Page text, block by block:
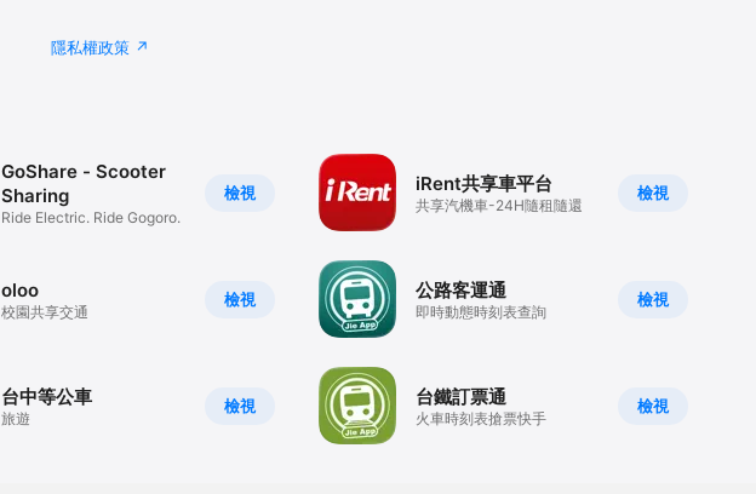
隱私權政策
檢視
GoShare - Scooter
Sharing
Ride Electric. Ride Gogoro.
檢視
oloo
校園共享交通
檢視
台中等公車
旅遊
檢視
iRent共享車平台
共享汽機車-24H隨租隨還
檢視
公路客運通
即時動態時刻表查詢
檢視
台鐵訂票通
火車時刻表搶票快手